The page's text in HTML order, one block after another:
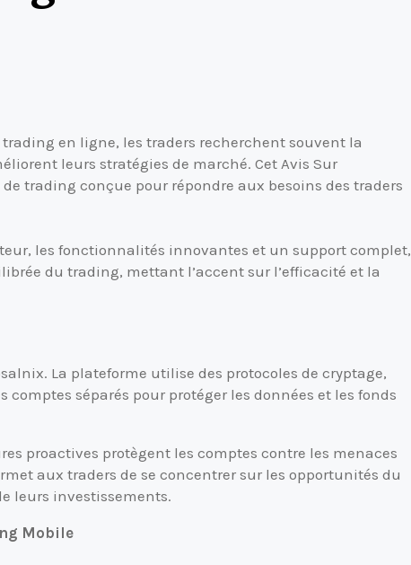
en ligne, les traders recherchent souvent la
leurs stratégies de marché. Cet Avis Sur
trading conçue pour répondre aux besoins des traders
les fonctionnalités innovantes et un support complet,
du trading, mettant l’accent sur l’efficacité et la
La plateforme utilise des protocoles de cryptage,
séparés pour protéger les données et les fonds
proactives protègent les comptes contre les menaces
aux traders de se concentrer sur les opportunités du
leurs investissements.
Mobile